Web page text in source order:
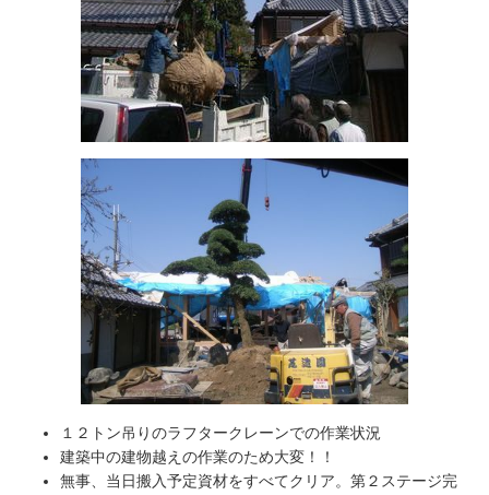
１２トン吊りのラフタークレーンでの作業状況
建築中の建物越えの作業のため大変！！
無事、当日搬入予定資材をすべてクリア。第２ステージ完